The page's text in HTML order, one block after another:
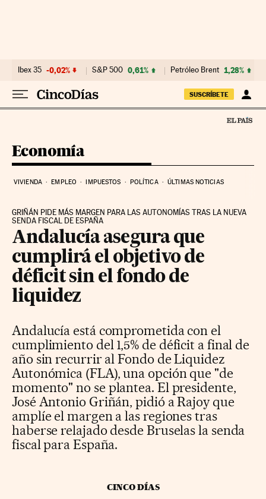
Ibex 35 -0,02% S&P 500 0,61% Petróleo Brent 1,28%
SUSCRÍBETE
Economía
VIVIENDA EMPLEO IMPUESTOS POLÍTICA ÚLTIMAS NOTICIAS
GRIÑÁN PIDE MÁS MARGEN PARA LAS AUTONOMÍAS TRAS LA NUEVA
SENDA FISCAL DE ESPAÑA
Andalucía asegura que
cumplirá el objetivo de
déficit sin el fondo de
liquidez
Andalucía está comprometida con el
cumplimiento del 1,5% de déficit a final de
año sin recurrir al Fondo de Liquidez
Autonómica (FLA), una opción que "de
momento" no se plantea. El presidente,
José Antonio Griñán, pidió a Rajoy que
amplíe el margen a las regiones tras
haberse relajado desde Bruselas la senda
fiscal para España.
CINCO DÍAS